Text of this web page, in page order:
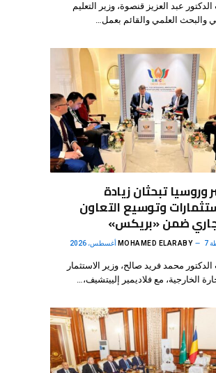
عبد العزيز قنصوة، وزير التعليم
والبحث العلمي والقائم بعمل…
وروسيا تبحثان زيادة
وتوسيع التعاون
ضمن «بريكس»
MOHAMED ELARABY 7 أغسطس، 2026
محمد فريد صالح، وزير الاستثمار
الخارجية، مع فلاديمير إلييتشيف،…